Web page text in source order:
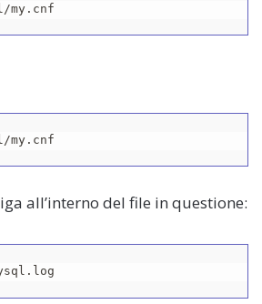
my.cnf
my.cnf
all’interno del file in questione: